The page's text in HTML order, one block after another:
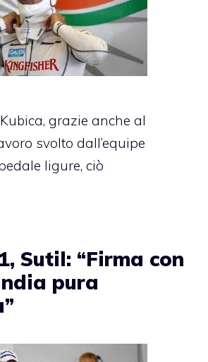
grazie anche al
svolto dall’equipe
ligure, ciò
Sutil: “Firma con
pura